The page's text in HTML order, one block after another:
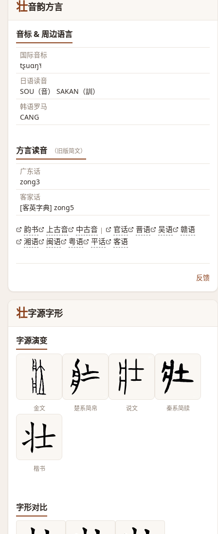
壮音韵方言
音标 & 周边语言
国际音标
tʂuɑŋ˥˧
日语读音
SOU（音） SAKAN（訓）
韩语罗马
CANG
方言读音 （旧版简文）
广东话
zong3
客家话
[客英字典] zong5
韵书 上古音 中古音 | 官话 晋语 吴语
赣语
湘语
闽语 粤语 平话 客语
反馈
壮字源字形
字源演变
金文 楚系简帛 说文 秦系简牍
楷书
字形对比